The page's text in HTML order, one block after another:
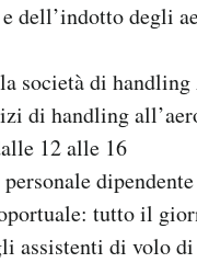
dell’indotto degli
società di handling
di handling
12 alle 16
tutto il
assistenti di volo